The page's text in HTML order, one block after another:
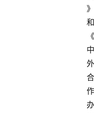
》
和
《
中
外
合
作
办